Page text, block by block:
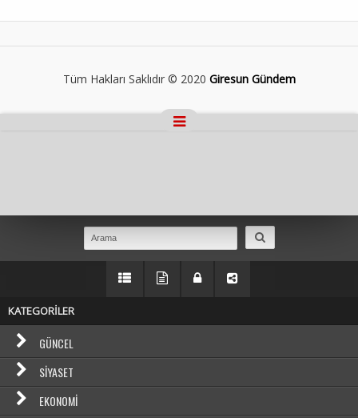
Tüm Hakları Saklıdır © 2020 Giresun Gündem
KATEGORİLER
GÜNCEL
SIYASET
EKONOMI